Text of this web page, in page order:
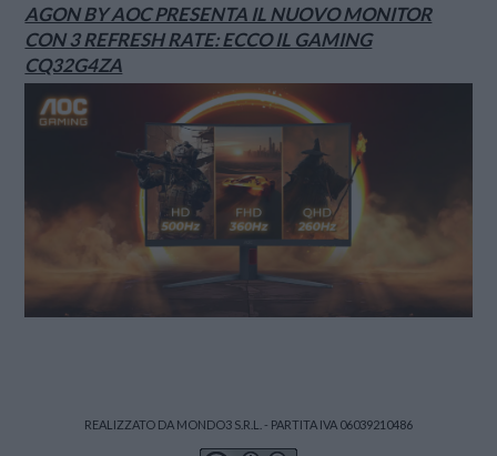
AGON BY AOC PRESENTA IL NUOVO MONITOR
CON 3 REFRESH RATE: ECCO IL GAMING
CQ32G4ZA
REALIZZATO DA MONDO3 S.R.L. - PARTITA IVA 06039210486